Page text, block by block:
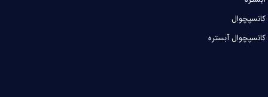
کانسپچوال
کانسپچوال آبستره